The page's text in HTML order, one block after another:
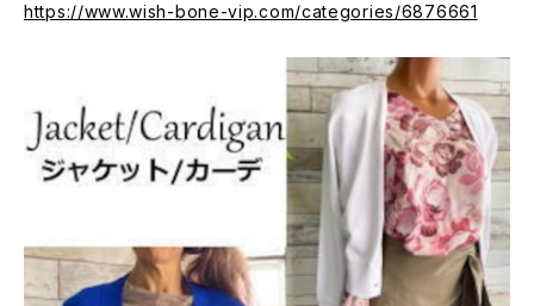
https://www.wish-bone-vip.com/categories/6876661